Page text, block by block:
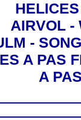
AIRVOL -
-
A PAS
A